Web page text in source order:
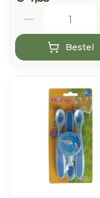
Bestel